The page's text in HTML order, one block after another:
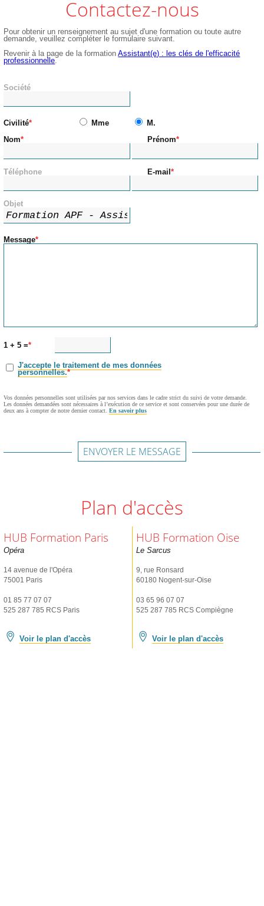
Contactez-nous
Pour obtenir un renseignement au sujet d'une formation ou toute autre
demande, veuillez compléter le formulaire suivant.
Revenir à la page de la formationAssistant(e) : les clés de l'efficacité
professionnelle.
Société
Civilité Mme
M.
Nom
Prénom
Téléphone E-mail
Objet
Message
1 + 5 =
J'accepte le traitement de mes données
personnelles.
Vos données personnelles sont utilisées par nos services dans le cadre strict du suivi de votre demande.
Les données demandées sont nécessaires à l’exécution de ce service et sont conservées pour une durée de
deux ans à compter de notre dernier contact.En savoir plus
ENVOYER LE MESSAGE
Plan d'accès
HUB Formation Paris
Opéra
14 avenue de l'Opéra
75001 Paris
01 85 77 07 07
525 287 785 RCS Paris
Voir le plan d'accès
HUB Formation Oise
Le Sarcus
9, rue Ronsard
60180 Nogent-sur-Oise
03 65 96 07 07
525 287 785 RCS Compiègne
Voir le plan d'accès